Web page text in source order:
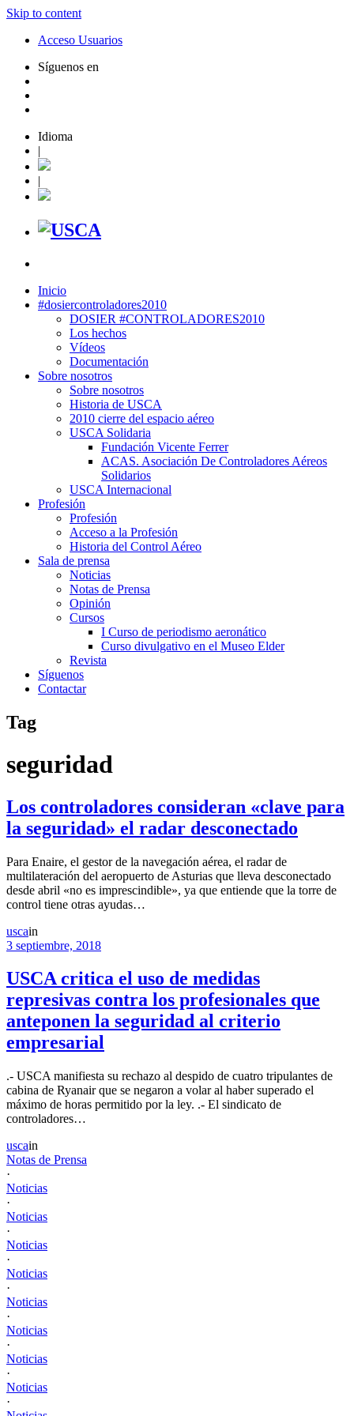
Skip to content
Acceso Usuarios
Síguenos en
Idioma
|
|
Inicio
#dosiercontroladores2010
DOSIER #CONTROLADORES2010
Los hechos
Vídeos
Documentación
Sobre nosotros
Sobre nosotros
Historia de USCA
2010 cierre del espacio aéreo
USCA Solidaria
Fundación Vicente Ferrer
ACAS. Asociación De Controladores Aéreos
Solidarios
USCA Internacional
Profesión
Profesión
Acceso a la Profesión
Historia del Control Aéreo
Sala de prensa
Noticias
Notas de Prensa
Opinión
Cursos
I Curso de periodismo aeronático
Curso divulgativo en el Museo Elder
Revista
Síguenos
Contactar
Tag
seguridad
Los controladores consideran «clave para
la seguridad» el radar desconectado
Para Enaire, el gestor de la navegación aérea, el radar de
multilateración del aeropuerto de Asturias que lleva desconectado
desde abril «no es imprescindible», ya que entiende que la torre de
control tiene otras ayudas…
uscain
3 septiembre, 2018
USCA critica el uso de medidas
represivas contra los profesionales que
anteponen la seguridad al criterio
empresarial
.- USCA manifiesta su rechazo al despido de cuatro tripulantes de
cabina de Ryanair que se negaron a volar al haber superado el
máximo de horas permitido por la ley. .- El sindicato de
controladores…
uscain
Notas de Prensa
·
Noticias
·
Noticias
·
Noticias
·
Noticias
·
Noticias
·
Noticias
·
Noticias
·
Noticias
·